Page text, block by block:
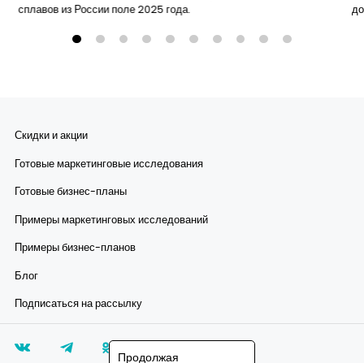
сплавов из России поле 2025 года.
Скидки и акции
Готовые маркетинговые исследования
Готовые бизнес-планы
Примеры маркетинговых исследований
Примеры бизнес-планов
Блог
Подписаться на рассылку
Продолжая